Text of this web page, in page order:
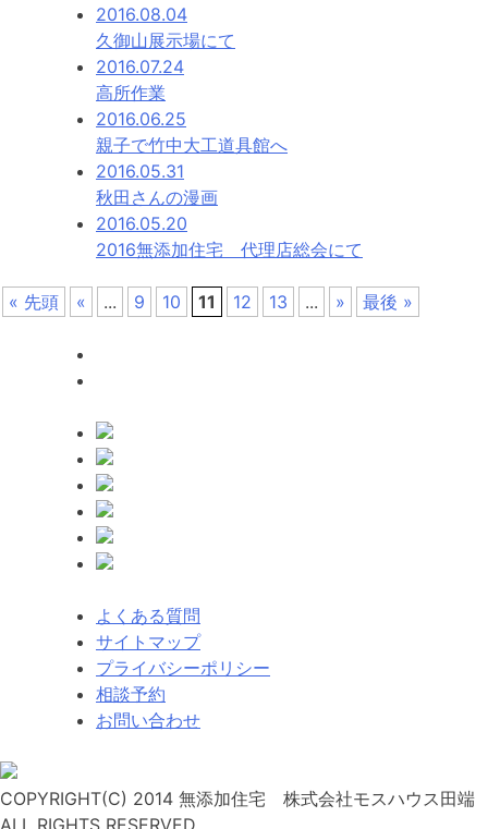
2016.08.04
久御山展示場にて
2016.07.24
高所作業
2016.06.25
親子で竹中大工道具館へ
2016.05.31
秋田さんの漫画
2016.05.20
2016無添加住宅 代理店総会にて
« 先頭 « ... 9 10 11 12 13 ... » 最後 »
よくある質問
サイトマップ
プライバシーポリシー
相談予約
お問い合わせ
COPYRIGHT(C) 2014 無添加住宅 株式会社モスハウス田端
ALL RIGHTS RESERVED.